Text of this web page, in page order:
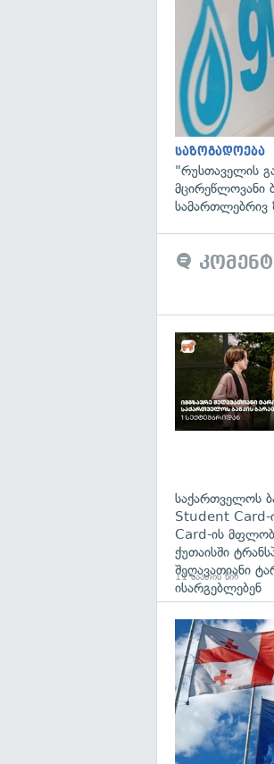
საზოგადოება
"რუსთაველის
მცირეწლოვანი
სამართლებრივ
საქართველოს
Student Card-
Card-ის
ქუთაისში
შეღავათიანი
ისარგებლებენ
11 საათის წინ